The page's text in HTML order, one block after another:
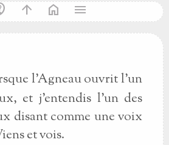
arrow_upward home menu
l’Agneau ouvrit l’un
et j’entendis l’un des
disant comme une voix
et vois.